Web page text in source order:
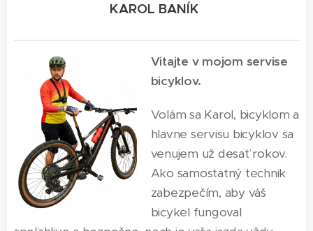
KAROL BANÍK
Vitajte v mojom servise
bicyklov.
Volám sa Karol, bicyklom a
hlavne servisu bicyklov sa
venujem už desať rokov.
Ako samostatný technik
zabezpečím, aby váš
bicykel fungoval